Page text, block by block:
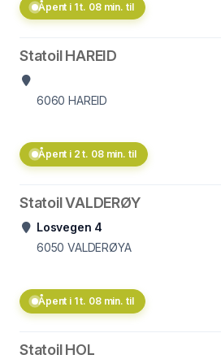
Åpent i 1 t. 08 min. til
Statoil HAREID
6060 HAREID
Åpent i 2 t. 08 min. til
Statoil VALDERØY
Losvegen 4
6050 VALDERØYA
Åpent i 1 t. 08 min. til
Statoil HOL